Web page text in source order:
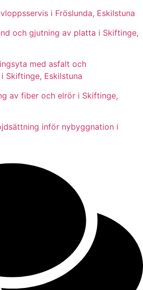
i Fröslunda, Eskilstuna
och gjutning av platta i Skiftinge,
med asfalt och
Skiftinge, Eskilstuna
av fiber och elrör i Skiftinge,
inför nybyggnation i